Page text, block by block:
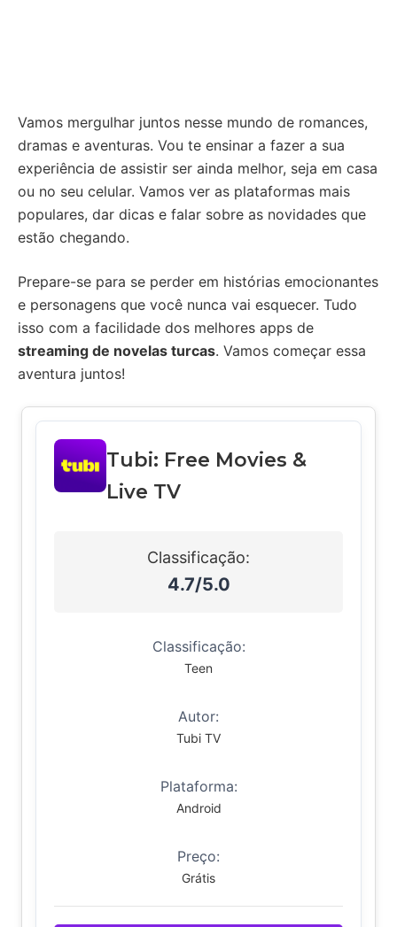
Vamos mergulhar juntos nesse mundo de romances,
dramas e aventuras. Vou te ensinar a fazer a sua
experiência de assistir ser ainda melhor, seja em casa
ou no seu celular. Vamos ver as plataformas mais
populares, dar dicas e falar sobre as novidades que
estão chegando.
Prepare-se para se perder em histórias emocionantes
e personagens que você nunca vai esquecer. Tudo
isso com a facilidade dos melhores apps de
streaming de novelas turcas. Vamos começar essa
aventura juntos!
Tubi: Free Movies &
Live TV
Classificação:
4.7/5.0
Classificação:
Teen
Autor:
Tubi TV
Plataforma:
Android
Preço:
Grátis